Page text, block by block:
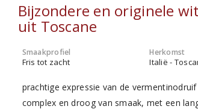
Bijzondere en originele
uit Toscane
Smaakprofiel
Fris tot zacht
Herkomst
Italië -
prachtige expressie van de vermentinodruif
complex en droog van smaak, met een